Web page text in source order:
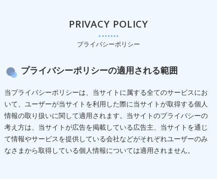
プライバシーポリシー
PRIVACY POLICY
プライバシーポリシーの適用される範囲
当プライバシーポリシーは、当サイトに属する全てのサービスにお
いて、ユーザーが当サイトを利用した際に当サイトが取得する個人
情報の取り扱いに関して適用されます。当サイトのプライバシーの
考え方は、当サイトが広告を掲載している広告主、当サイトを通じ
て情報やサービスを提供している会社などがそれぞれユーザーのみ
なさまから取得している個人情報については適用されません。